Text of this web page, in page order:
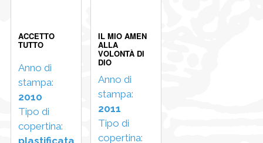
ACCETTO
TUTTO
Anno di
stampa:
2010
Tipo di
copertina:
plastificata
IL MIO AMEN
ALLA
VOLONTÀ DI
DIO
Anno di
stampa:
2011
Tipo di
copertina: